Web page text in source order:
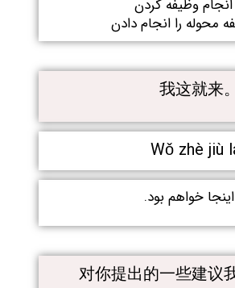
انجام وظیفه کردن
محوله را انجام دادن
我这就来。
Wǒ zhè jiù
خواهم بود.
对你提出的一些建议